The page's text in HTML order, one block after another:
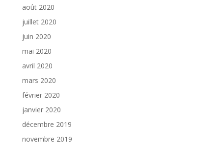
août 2020
juillet 2020
juin 2020
mai 2020
avril 2020
mars 2020
février 2020
janvier 2020
décembre 2019
novembre 2019